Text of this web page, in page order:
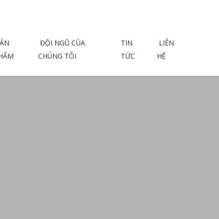
ĐỘI NGŨ CỦA
CHÚNG TÔI
TIN
TỨC
LIÊN
HỆ